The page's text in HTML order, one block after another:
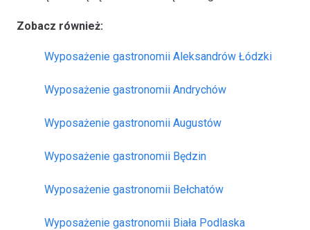
Zobacz również:
Wyposażenie gastronomii Aleksandrów Łódzki
Wyposażenie gastronomii Andrychów
Wyposażenie gastronomii Augustów
Wyposażenie gastronomii Będzin
Wyposażenie gastronomii Bełchatów
Wyposażenie gastronomii Biała Podlaska